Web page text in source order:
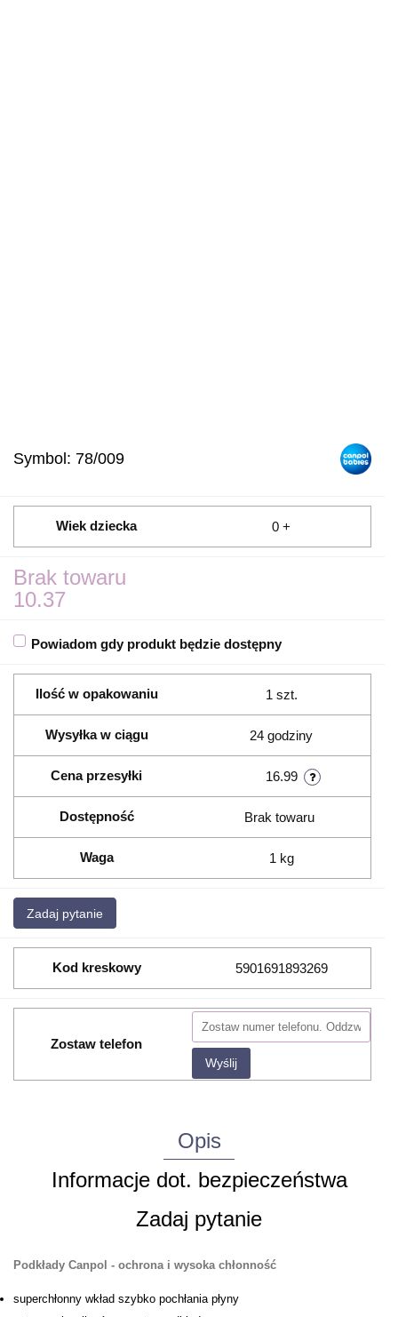
Symbol: 78/009
Wiek dziecka 0 +
Brak towaru
10.37
Powiadom gdy produkt będzie dostępny
Ilość w opakowaniu 1 szt.
Wysyłka w ciągu 24 godziny
Cena przesyłki 16.99
Dostępność Brak towaru
Waga 1 kg
Zadaj pytanie
Kod kreskowy 5901691893269
Zostaw telefon
Wyślij
Opis
Informacje dot. bezpieczeństwa
Zadaj pytanie
Podkłady Canpol - ochrona i wysoka chłonność
superchłonny wkład szybko pochłania płyny